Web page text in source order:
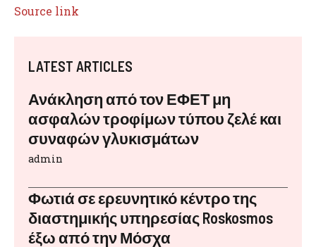
Source link
LATEST ARTICLES
Ανάκληση από τον ΕΦΕΤ μη
ασφαλών τροφίμων τύπου ζελέ και
συναφών γλυκισμάτων
admin
Φωτιά σε ερευνητικό κέντρο της
διαστημικής υπηρεσίας Roskosmos
έξω από την Μόσχα